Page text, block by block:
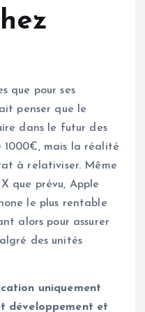
que pour ses
penser que le
dans le futur des
1000€, mais la réalité
à relativiser. Même
que prévu, Apple
le plus rentable
alors pour assurer
des unités
uniquement
développement et